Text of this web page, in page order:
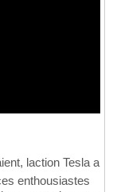
laction Tesla a
enthousiastes